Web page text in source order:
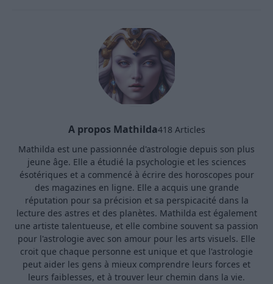
A propos Mathilda418 Articles
Mathilda est une passionnée d'astrologie depuis son plus
jeune âge. Elle a étudié la psychologie et les sciences
ésotériques et a commencé à écrire des horoscopes pour
des magazines en ligne. Elle a acquis une grande
réputation pour sa précision et sa perspicacité dans la
lecture des astres et des planètes. Mathilda est également
une artiste talentueuse, et elle combine souvent sa passion
pour l'astrologie avec son amour pour les arts visuels. Elle
croit que chaque personne est unique et que l'astrologie
peut aider les gens à mieux comprendre leurs forces et
leurs faiblesses, et à trouver leur chemin dans la vie.